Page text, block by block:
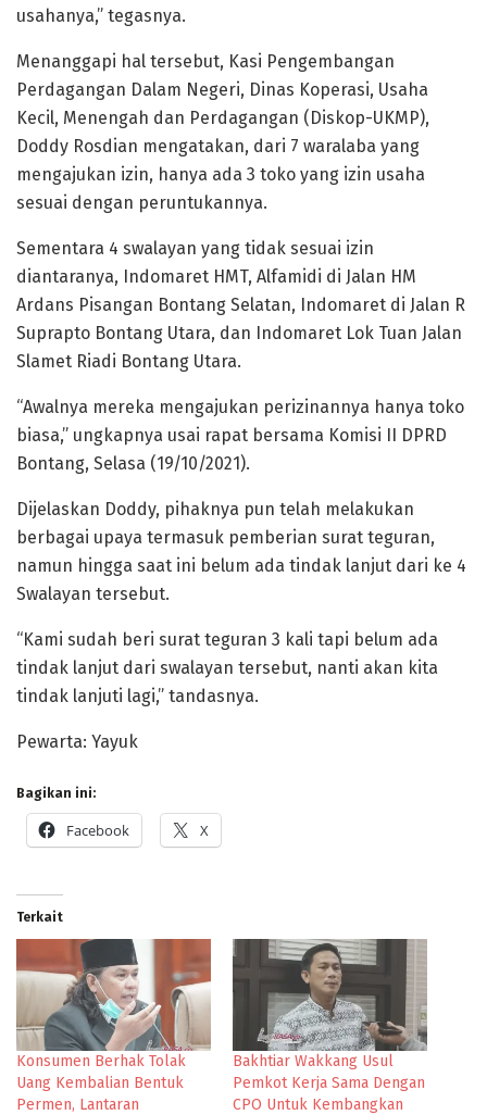
usahanya,” tegasnya.
Menanggapi hal tersebut, Kasi Pengembangan
Perdagangan Dalam Negeri, Dinas Koperasi, Usaha
Kecil, Menengah dan Perdagangan (Diskop-UKMP),
Doddy Rosdian mengatakan, dari 7 waralaba yang
mengajukan izin, hanya ada 3 toko yang izin usaha
sesuai dengan peruntukannya.
Sementara 4 swalayan yang tidak sesuai izin
diantaranya, Indomaret HMT, Alfamidi di Jalan HM
Ardans Pisangan Bontang Selatan, Indomaret di Jalan R
Suprapto Bontang Utara, dan Indomaret Lok Tuan Jalan
Slamet Riadi Bontang Utara.
“Awalnya mereka mengajukan perizinannya hanya toko
biasa,” ungkapnya usai rapat bersama Komisi II DPRD
Bontang, Selasa (19/10/2021).
Dijelaskan Doddy, pihaknya pun telah melakukan
berbagai upaya termasuk pemberian surat teguran,
namun hingga saat ini belum ada tindak lanjut dari ke 4
Swalayan tersebut.
“Kami sudah beri surat teguran 3 kali tapi belum ada
tindak lanjut dari swalayan tersebut, nanti akan kita
tindak lanjuti lagi,” tandasnya.
Pewarta: Yayuk
Bagikan ini:
Facebook X
Terkait
Konsumen Berhak Tolak
Uang Kembalian Bentuk
Permen, Lantaran
Bakhtiar Wakkang Usul
Pemkot Kerja Sama Dengan
CPO Untuk Kembangkan